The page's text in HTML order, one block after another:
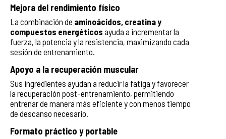
Mejora del rendimiento físico
La combinación de aminoácidos, creatina y
compuestos energéticos ayuda a incrementar la
fuerza, la potencia y la resistencia, maximizando cada
sesión de entrenamiento.
Apoyo a la recuperación muscular
Sus ingredientes ayudan a reducir la fatiga y favorecer
la recuperación post-entrenamiento, permitiendo
entrenar de manera más eficiente y con menos tiempo
de descanso necesario.
Formato práctico y portable